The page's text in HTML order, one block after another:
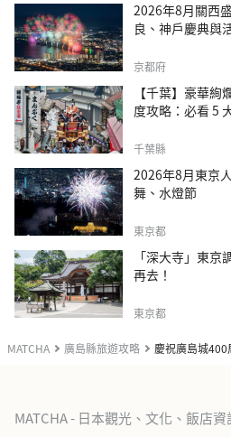
MATCHA 廣島縣旅遊攻略 慶祝廣島城400
2026年8月關西
良、神戶慶典與
京都府
【千葉】豪華
度攻略：必看 5
千葉縣
2026年8月東京
舞、水燈節
東京都
「深大寺」東
再去！
東京都
MATCHA - 日本觀光、文化、飯店